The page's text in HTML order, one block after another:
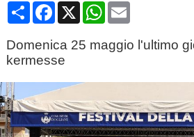
CondividiFacebook
X WhatsApp
Email
Domenica 25 maggio l'ultimo
kermesse